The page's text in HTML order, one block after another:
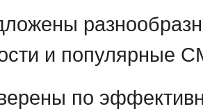
и популярные
по